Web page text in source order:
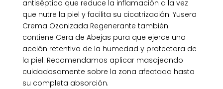
antiséptico que reduce la inflamación a la vez
que nutre la piel y facilita su cicatrización. Yusera
Crema Ozonizada Regenerante también
contiene Cera de Abejas pura que ejerce una
acción retentiva de la humedad y protectora de
la piel. Recomendamos aplicar masajeando
cuidadosamente sobre la zona afectada hasta
su completa absorción.